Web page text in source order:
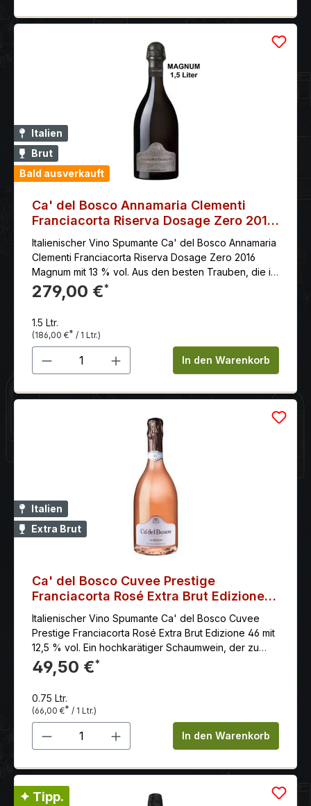
Italien
Brut
Bald ausverkauft
Ca' del Bosco Annamaria Clementi
Franciacorta Riserva Dosage Zero 2016
Magnum
Italienischer Vino Spumante Ca' del Bosco Annamaria
Clementi Franciacorta Riserva Dosage Zero 2016
Magnum mit 13 % vol. Aus den besten Trauben, die in
den verschiedenen Crus ausgewählt wurden, und nur
aus den besten Jahren.
279,00 €*
1.5 Ltr.
(186,00 €* / 1 Ltr.)
Produkt Anzahl: Gib denIn den Warenkorb
Italien
Extra Brut
Ca' del Bosco Cuvee Prestige
Franciacorta Rosé Extra Brut Edizione
46
Italienischer Vino Spumante Ca' del Bosco Cuvee
Prestige Franciacorta Rosé Extra Brut Edizione 46 mit
12,5 % vol. Ein hochkarätiger Schaumwein, der zu
den besten der Welt zählt. Er wurde von zahlreichen
Weinkritikern ausgezeichnet, darunter Robert Parker,
49,50 €*
0.75 Ltr.
(66,00 €* / 1 Ltr.)
Produkt Anzahl: Gib denIn den Warenkorb
✦ Tipp.